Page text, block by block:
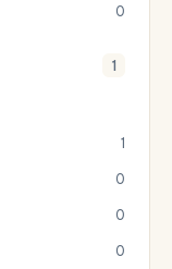
0
1
1
0
0
0